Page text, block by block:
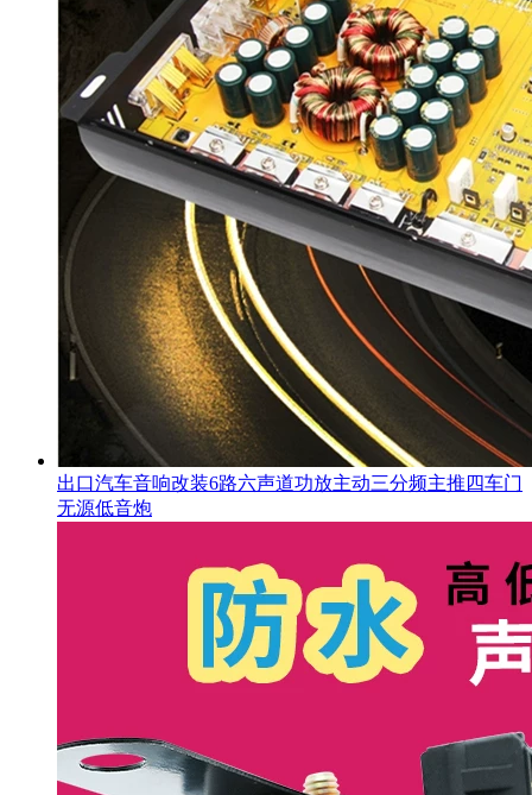
出口汽车音响改装6路六声道功放主动三分频主推四车门
无源低音炮